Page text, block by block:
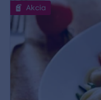
Akcia